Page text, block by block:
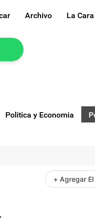
Archivo La
Politica y Economia
+ Agregar